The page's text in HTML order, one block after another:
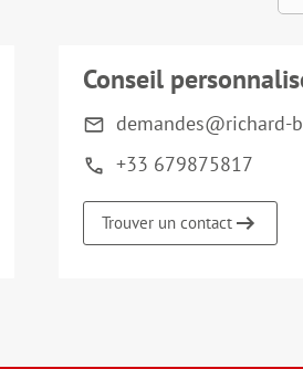
Conseil
demandes@richard-
+33 679875817
Trouver un contact